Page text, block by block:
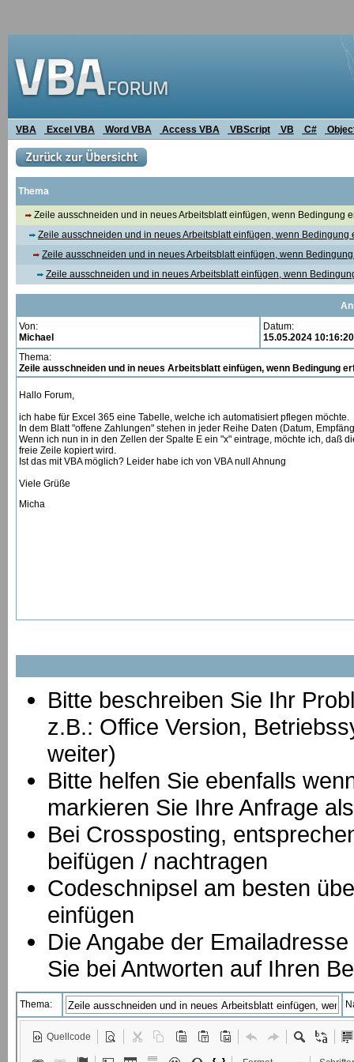
VBA Excel VBA Word VBA Access VBA VBScript VB C#
Thema
Zeile ausschneiden und in neues Arbeitsblatt einfügen, wenn Bedingung
Zeile ausschneiden und in neues Arbeitsblatt einfügen, wenn Bedingung
Zeile ausschneiden und in neues Arbeitsblatt einfügen, wenn
Zeile ausschneiden und in neues Arbeitsblatt einfügen, wenn
Von:
Michael
Datum:
15.05.2024 10:16:20
Thema:
Zeile ausschneiden und in neues Arbeitsblatt einfügen, wenn Bedingung
Hallo Forum,
ich habe für Excel 365 eine Tabelle, welche ich automatisiert pflegen möchte.
In dem Blatt "offene Zahlungen" stehen in jeder Reihe Daten (Datum,
Wenn ich nun in in den Zellen der Spalte E ein "x" eintrage, möchte ich, daß
freie Zeile kopiert wird.
Ist das mit VBA möglich? Leider habe ich von VBA null Ahnung
Viele Grüße
Micha
Bitte beschreiben Sie Ihr
z.B.: Office Version,
weiter)
Bitte helfen Sie ebenfalls
markieren Sie Ihre Anfrage
Bei Crossposting,
beifügen / nachtragen
Codeschnipsel am besten
einfügen
Die Angabe der
Sie bei Antworten auf Ihren
Thema:
Quellcode